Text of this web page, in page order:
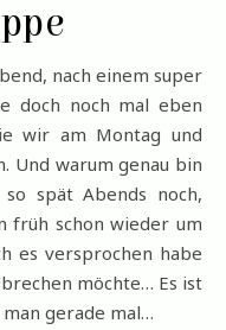
doch noch mal eben
wir am Montag und
Und warum genau bin
spät Abends noch,
früh schon wieder um
es versprochen habe
möchte… Es ist
gerade mal…